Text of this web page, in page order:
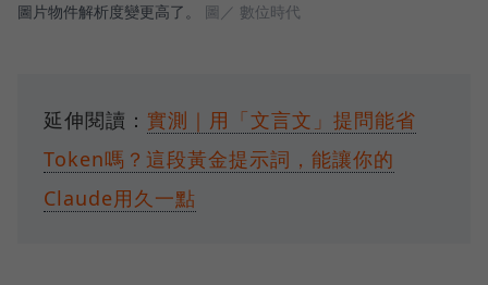
圖片物件解析度變更高了。 圖／ 數位時代
延伸閱讀： 實測｜用「文言文」提問能省
Token嗎？這段黃金提示詞，能讓你的
Claude用久一點